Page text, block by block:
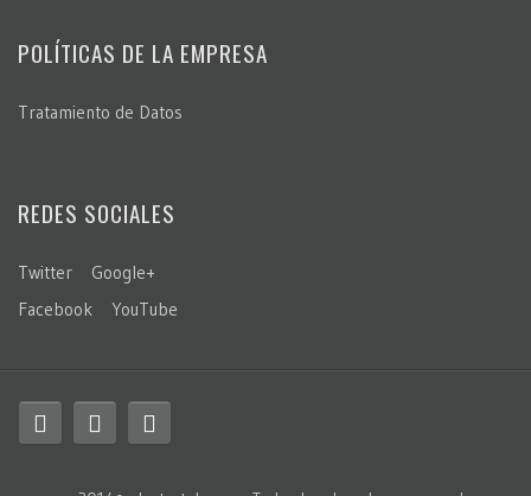
POLÍTICAS DE LA EMPRESA
Tratamiento de Datos
REDES SOCIALES
Twitter
Google+
Facebook
YouTube